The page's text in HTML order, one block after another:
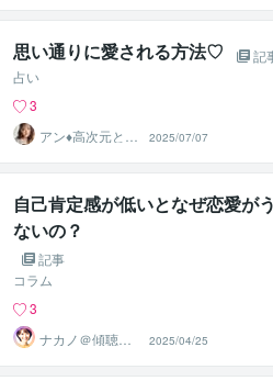
思い通りに愛される方法♡
記
占い
3
アン♦︎高次元と繋
ぐ神の使い♦︎
2025/07/07
自己肯定感が低いとなぜ恋愛が
ないの？
記事
コラム
3
ナカノ＠傾聴と
的確さで出口に
導く脳のプロ
2025/04/25